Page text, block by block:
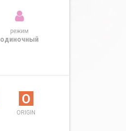
режим
одиночный
O
ORIGIN